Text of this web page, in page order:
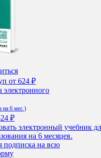
от 624 ₽
электронного
на 6 мес.)
₽
электронный учебник
на 6 месяцев.
подписка на всю